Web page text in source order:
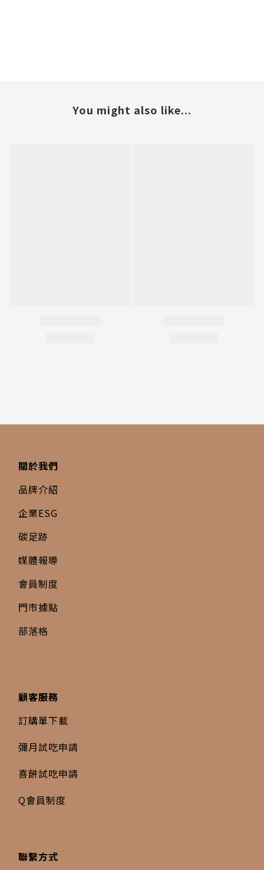
You might also like...
關於我們
品牌介紹
企業ESG
碳足跡
媒體報導
會員制度
門市據點
部落格
顧客服務
訂購單下載
彌月試吃申請
喜餅試吃申請
Q會員制度
聯繫方式